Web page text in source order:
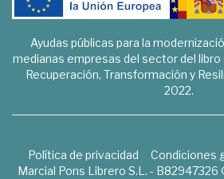
Ayudas públicas para la
medianas empresas del sector del libro
Recuperación, Transformación y
2022.
Política de privacidad Condiciones
Marcial Pons Librero S.L. - B82947326